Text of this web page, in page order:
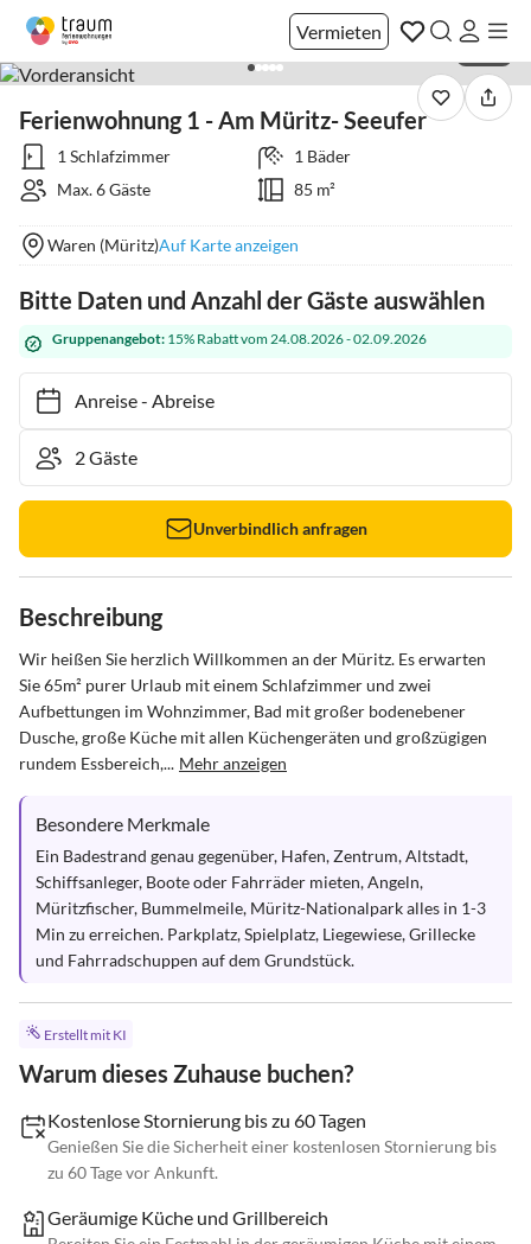
Vermieten
Ferienwohnung 1 - Am Müritz- Seeufer
1 Schlafzimmer
1 Bäder
Max. 6 Gäste
85 m²
Waren (Müritz)Auf Karte anzeigen
Bitte Daten und Anzahl der Gäste auswählen
Gruppenangebot: 15% Rabatt vom 24.08.2026 - 02.09.2026
Anreise- Abreise
Unverbindlich anfragen
Beschreibung
Wir heißen Sie herzlich Willkommen an der Müritz. Es erwarten
Sie 65m² purer Urlaub mit einem Schlafzimmer und zwei
Aufbettungen im Wohnzimmer, Bad mit großer bodenebener
Dusche, große Küche mit allen Küchengeräten und großzügigen
rundem Essbereich,... Mehr anzeigen
Besondere Merkmale
Ein Badestrand genau gegenüber, Hafen, Zentrum, Altstadt,
Schiffsanleger, Boote oder Fahrräder mieten, Angeln,
Müritzfischer, Bummelmeile, Müritz-Nationalpark alles in 1-3
Min zu erreichen. Parkplatz, Spielplatz, Liegewiese, Grillecke
und Fahrradschuppen auf dem Grundstück.
Erstellt mit KI
Warum dieses Zuhause buchen?
Kostenlose Stornierung bis zu 60 Tagen
Genießen Sie die Sicherheit einer kostenlosen Stornierung bis
zu 60 Tage vor Ankunft.
Geräumige Küche und Grillbereich